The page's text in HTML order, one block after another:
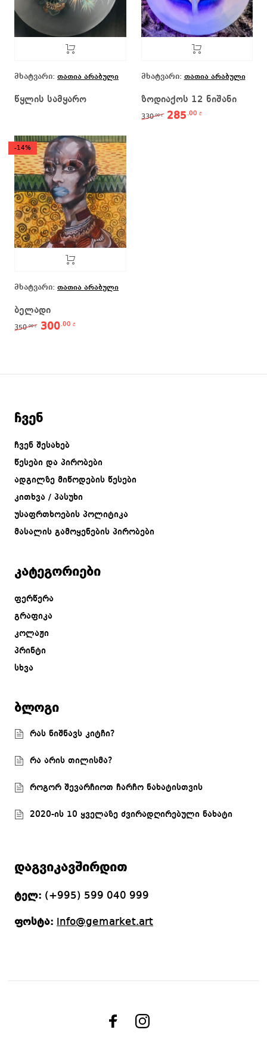
მხატვარი: თათია არაბული
წყლის სამყარო
მხატვარი: თათია არაბული
ზოდიაქოს 12 ნიშანი
330.00₾ Original price was:
285 .00₾
-14%
მხატვარი: თათია არაბული
ბელადი
350.00₾ Original price was: 350.00 ₾.
300 .00 ₾
ჩვენ
ჩვენ შესახებ
წესები და პირობები
ადგილზე მიწოდების წესები
კითხვა / პასუხი
უსაფრთხოების პოლიტიკა
მასალის გამოყენების პირობები
კატეგორიები
ფერწერა
გრაფიკა
კოლაჟი
პრინტი
სხვა
ბლოგი
რას ნიშნავს კიტჩი?
რა არის თილისმა?
როგორ შევარჩიოთ ჩარჩო ნახატისთვის
2020-ის 10 ყველაზე ძვირადღირებული ნახატი
დაგვიკავშირდით
ტელ: (+995) 599 040 999
ფოსტა: info@gemarket.art